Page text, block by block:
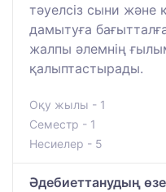
тәуелсіз сыни және
дамытуға
жалпы әлемнің
қалыптастырады.
Оқу жылы - 1
Семестр - 1
Несиелер - 5
Әдебиеттанудың